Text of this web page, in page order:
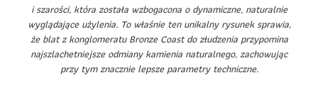
i szarości, która została wzbogacona o dynamiczne, naturalnie
wyglądające użylenia. To właśnie ten unikalny rysunek sprawia,
że blat z konglomeratu Bronze Coast do złudzenia przypomina
najszlachetniejsze odmiany kamienia naturalnego, zachowując
przy tym znacznie lepsze parametry techniczne.